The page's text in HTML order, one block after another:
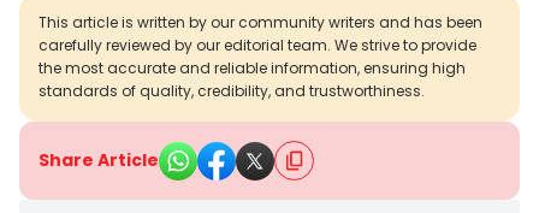
This article is written by our community writers and has been
carefully reviewed by our editorial team. We strive to provide
the most accurate and reliable information, ensuring high
standards of quality, credibility, and trustworthiness.
Share Article